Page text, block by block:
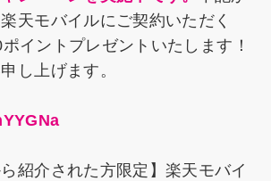
天モバイルにご契約いただく
イントプレゼントいたします！
し上げます。
ら紹介された方限定】楽天モバイ